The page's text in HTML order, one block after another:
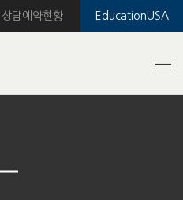
EducationUSA
상담예약현황